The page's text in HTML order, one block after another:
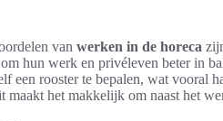
van werken in de horeca
hun werk en privéleven beter in
een rooster te bepalen, wat vooral
het makkelijk om naast het